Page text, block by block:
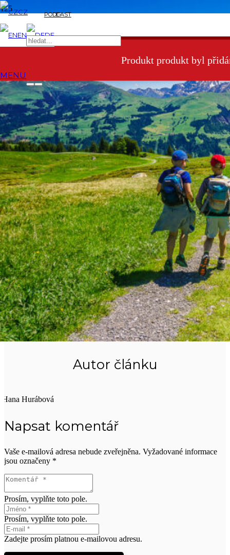
CZ
EN DE
PODCAST
E-
SHOP
MENU
Produkt produkt byl
Podnikatelský nápad
Věřím, že nás závislých na ranní kávě je hodně. A to zejména z řad
b) mají prdíky
c) rostou jim zoubky
d) myslí si, že vstávat ve 3 ráno je ohromná prča
e) dosaďte libovolné
Když se takhle budí děti dvě a vzájemně se doplňují, je deficit
spánku přímo úměrný dávce kofeinu, kterou je po takovéto noci
nutné do těla dostat. Je logické, že v ranním shonu, kdy je potřeba
vypravit děti do jeslí/školky/školy, se nám může o v klidu vypitém
šálku kávy nechat jen zdát. To se potom člověk dohrabe s dítkem do
školky jen s vypětím všech sil a doufá, že si v tom ranním
polokómatu nezapomněl pod kabátem pyžamo.
Proto bych měla nápad pro ty, kteří nemají do čeho píchnout a chtěli
by si vydělat. Postavte před každé takové vzdělávací zařízení stánek
s fakt dobrou kávou a máte o kšeft vystaráno. Příkladem budiž v
Praze např. Zebra Coffee ve vestibulu metra Palmovka nebo
Náměstí Republiky.
PS: A ani mi za ten nápad platit nemusíte, já jen budu ráda, když ho
zrealizujete;)
Publikováno:6. 12. 2012
Kategorie příspěvku:ze života
Podnikatelský nápad
(Ne)specifická populace
Autor článku
Hana Hurábová
Napsat komentář
Vaše e-mailová adresa nebude zveřejněna. Vyžadované informace
jsou označeny *
Prosím, vyplňte toto pole.
Prosím, vyplňte toto pole.
Zadejte prosím platnou e-mailovou adresu.